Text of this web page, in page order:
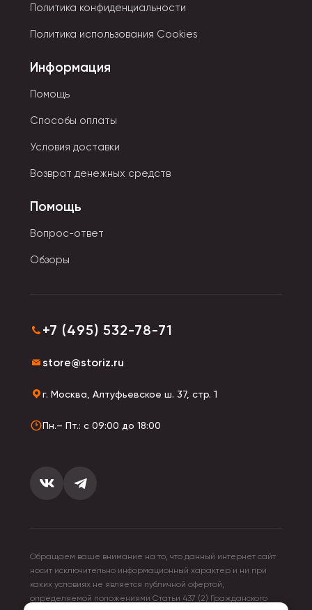
изображениями известных мультипликационных
персонажей либо сказочных героев. Для них
материалы.
Политика конфиденциальности
Политика использования Cookies
Информация
Помощь
Способы оплаты
Условия доставки
Возврат денежных средств
Помощь
Вопрос-ответ
Обзоры
+7 (495) 532-78-71
store@storiz.ru
г. Москва, Алтуфьевское ш. 37, стр. 1
Пн.– Пт.: с 09:00 до 18:00
Обращаем ваше внимание на то, что данный интернет сайт
носит исключительно информационный характер и ни при
каких условиях не является публичной офертой,
определяемой положениями Статьи 437 (2) Гражданского